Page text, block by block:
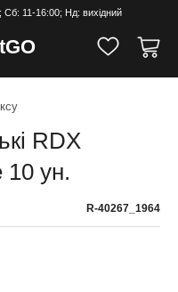
11-16:00; Нд: вихідний
GO
RDX
10 ун.
R-40267_1964